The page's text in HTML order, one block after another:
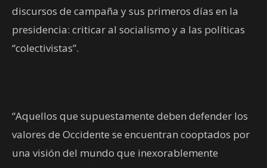
discursos de campaña y sus primeros días en la
presidencia: criticar al socialismo y a las políticas
“colectivistas”.
“Aquellos que supuestamente deben defender los
valores de Occidente se encuentran cooptados por
una visión del mundo que inexorablemente